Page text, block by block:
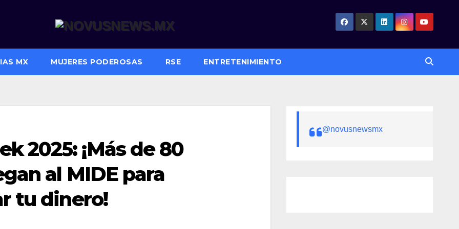
MX MUJERES PODEROSAS RSE ENTRETENIMIENTO
2025: ¡Más de 80
al MIDE para
tu dinero!
@novusnewsmx